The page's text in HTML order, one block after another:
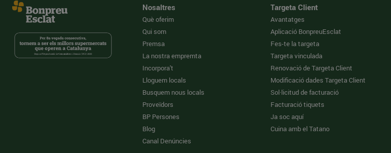
Nosaltres
Què oferim
Qui som
Premsa
La nostra empremta
Incorpora't
Lloguem locals
Busquem nous locals
Proveïdors
BP Persones
Blog
Canal Denúncies
Targeta Client
Avantatges
Aplicació BonpreuEsclat
Fes-te la targeta
Targeta vinculada
Renovació de Targeta Client
Modificació dades Targeta Client
Sol·licitud de facturació
Facturació tiquets
Ja soc aquí
Cuina amb el Tatano